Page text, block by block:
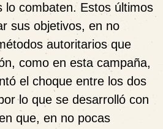
lo combaten. Estos últimos
sus objetivos, en no
autoritarios que
como en esta campaña,
el choque entre los dos
lo que se desarrolló con
que, en no pocas